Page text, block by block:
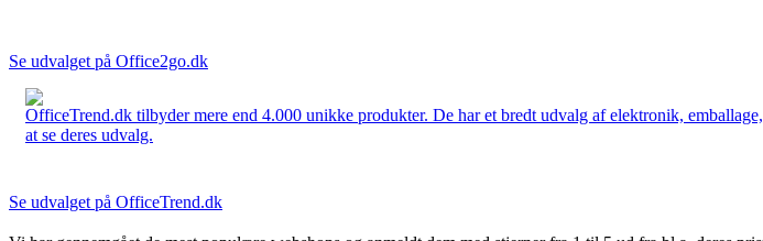
Se udvalget på Office2go.dk
OfficeTrend.dk tilbyder mere end 4.000 unikke produkter. De har et bredt udvalg af elektronik,
at se deres udvalg.
Se udvalget på OfficeTrend.dk